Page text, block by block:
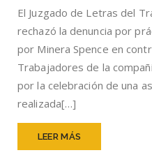
El Juzgado de Letras del
rechazó la denuncia por
por Minera Spence en
Trabajadores de la
por la celebración de una
realizada[…]
LEER MÁS